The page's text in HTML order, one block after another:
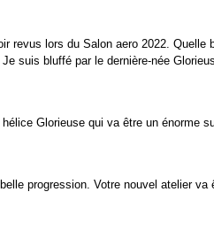
revus lors du Salon aero 2022.
suis bluffé par le dernière-née
Glorieuse qui va être un énorme
progression. Votre nouvel atelier